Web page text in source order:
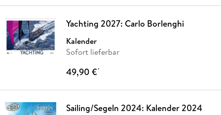
Yachting 2027: Carlo Borlenghi
Kalender
Sofort lieferbar
49,90 €*
Sailing/Segeln 2024: Kalender 2024